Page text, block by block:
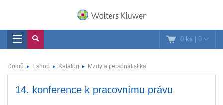
0 ks | 0
Domů Eshop Katalog Mzdy a personalistika
14. konference k pracovnímu právu